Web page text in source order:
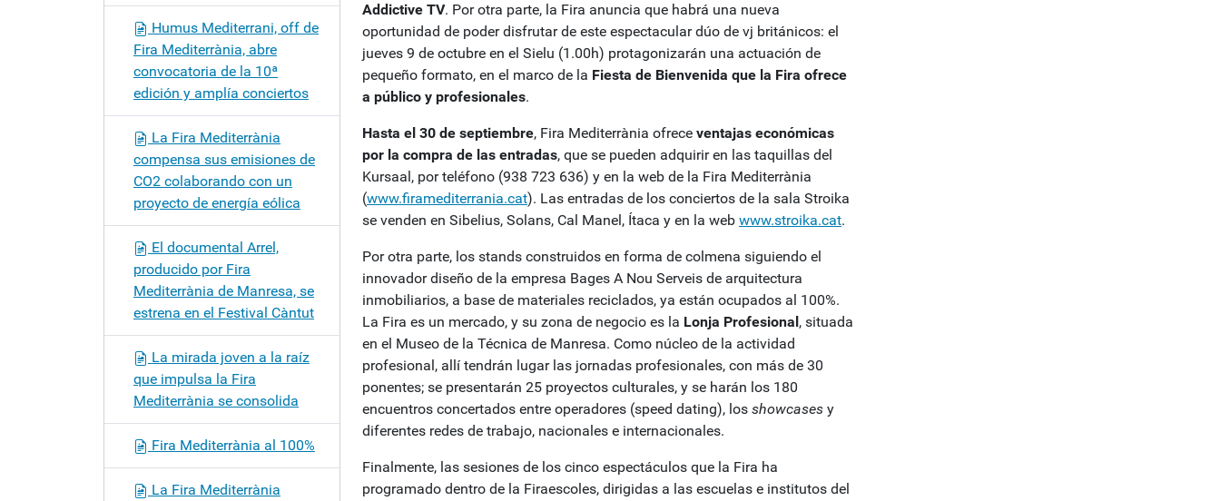
Addictive TV. Por otra parte, la Fira anuncia que habrá una nueva
oportunidad de poder disfrutar de este espectacular dúo de vj británicos: el
jueves 9 de octubre en el Sielu (1.00h) protagonizarán una actuación de
pequeño formato, en el marco de la Fiesta de Bienvenida que la Fira ofrece
a público y profesionales.
Hasta el 30 de septiembre, Fira Mediterrània ofrece ventajas económicas
por la compra de las entradas, que se pueden adquirir en las taquillas del
Kursaal, por teléfono (938 723 636) y en la web de la Fira Mediterrània
(www.firamediterrania.cat). Las entradas de los conciertos de la sala Stroika
se venden en Sibelius, Solans, Cal Manel, Ítaca y en la web www.stroika.cat.
Por otra parte, los stands construidos en forma de colmena siguiendo el
innovador diseño de la empresa Bages A Nou Serveis de arquitectura
inmobiliarios, a base de materiales reciclados, ya están ocupados al 100%.
La Fira es un mercado, y su zona de negocio es la Lonja Profesional, situada
en el Museo de la Técnica de Manresa. Como núcleo de la actividad
profesional, allí tendrán lugar las jornadas profesionales, con más de 30
ponentes; se presentarán 25 proyectos culturales, y se harán los 180
encuentros concertados entre operadores (speed dating), los showcases y
diferentes redes de trabajo, nacionales e internacionales.
Finalmente, las sesiones de los cinco espectáculos que la Fira ha
programado dentro de la Firaescoles, dirigidas a las escuelas e institutos del
Humus Mediterrani, off de
Fira Mediterrània, abre
convocatoria de la 10ª
edición y amplía conciertos
La Fira Mediterrània
compensa sus emisiones de
CO2 colaborando con un
proyecto de energía eólica
El documental Arrel,
producido por Fira
Mediterrània de Manresa, se
estrena en el Festival Càntut
La mirada joven a la raíz
que impulsa la Fira
Mediterrània se consolida
Fira Mediterrània al 100%
La Fira Mediterrània